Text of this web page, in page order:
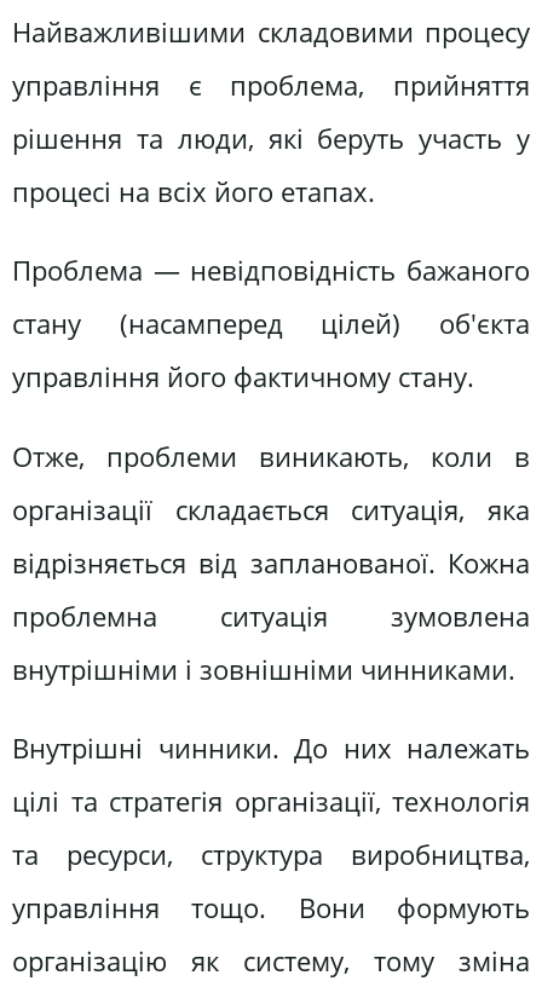
Найважливішими складовими процесу
управління є проблема, прийняття
рішення та люди, які беруть участь у
процесі на всіх його етапах.
Проблема — невідповідність бажаного
стану (насамперед цілей) об'єкта
управління його фактичному стану.
Отже, проблеми виникають, коли в
організації складається ситуація, яка
відрізняється від запланованої. Кожна
проблемна ситуація зумовлена
внутрішніми і зовнішніми чинниками.
Внутрішні чинники. До них належать
цілі та стратегія організації, технологія
та ресурси, структура виробництва,
управління тощо. Вони формують
організацію як систему, тому зміна